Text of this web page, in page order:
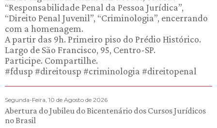
“Responsabilidade Penal da Pessoa Jurídica”,
“Direito Penal Juvenil”, “Criminologia”, encerrando
com a homenagem.
A partir das 9h. Primeiro piso do Prédio Histórico.
Largo de São Francisco, 95, Centro-SP.
Participe. Compartilhe.
#fdusp #direitousp #criminologia #direitopenal
Segunda-Feira, 10 de Agosto de 2026
Abertura do Jubileu do Bicentenário dos Cursos Jurídicos
no Brasil